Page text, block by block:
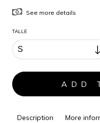
See more details
TALLE
Description More